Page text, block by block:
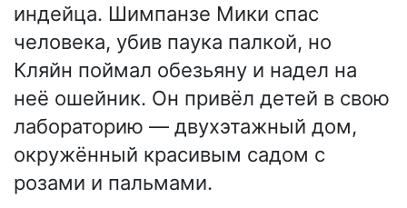
индейца. Шимпанзе Мики спас
человека, убив паука палкой, но
Кляйн поймал обезьяну и надел на
неё ошейник. Он привёл детей в свою
лабораторию — двухэтажный дом,
окружённый красивым садом с
розами и пальмами.